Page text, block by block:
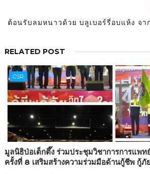
ต้อนรับลมหนาวด้วย บลูเบอร์รี่อบแห้ง จา
RELATED POST
CSR
มูลนิธิป่อเต็กตึ๊ง ร่วมประชุมวิชาการการแพ
ครั้งที่ 8 เสริมสร้างความร่วมมือด้านกู้ชีพ กู้ภั